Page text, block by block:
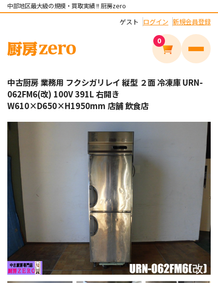
中部地区最大級の規模・買取実績 !! 厨房zero
ゲスト ログイン 新規会員登録
0
メニュ
中古厨房 業務用 フクシガリレイ 縦型 ２面 冷凍庫 URN-
062FM6(改) 100V 391L 右開き
W610×D650×H1950mm 店舗 飲食店